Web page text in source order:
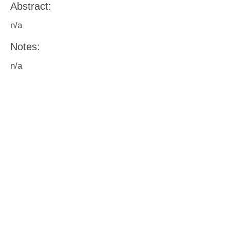
Abstract:
n/a
Notes:
n/a